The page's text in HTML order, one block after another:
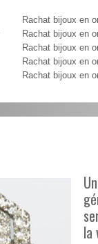
Rachat bijoux en
Rachat bijoux en
Rachat bijoux en
Rachat bijoux en
Rachat bijoux en
la